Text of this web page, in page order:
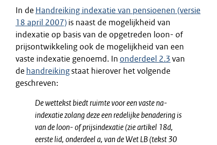
In de Handreiking indexatie van pensioenen (versie
18 april 2007)is naast de mogelijkheid van
indexatie op basis van de opgetreden loon- of
prijsontwikkeling ook de mogelijkheid van een
vaste indexatie genoemd. In onderdeel 2.3 van
de handreikingstaat hierover het volgende
geschreven:
De wettekst biedt ruimte voor een vaste na-
indexatie zolang deze een redelijke benadering is
van de loon- of prijsindexatie (zie artikel 18d,
eerste lid, onderdeel a, van de Wet LB (tekst 30